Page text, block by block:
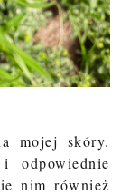
mojej skóry.
odpowiednie
nim również